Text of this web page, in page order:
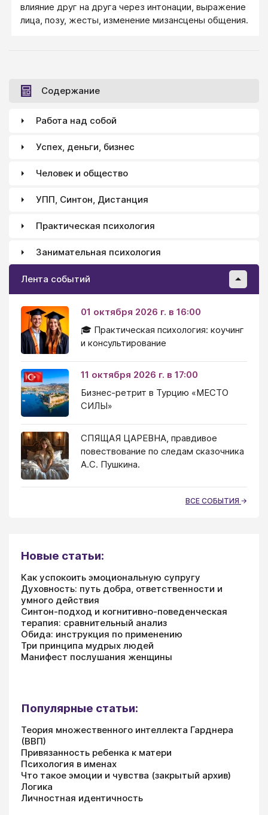
влияние друг на друга через интонации, выражение
лица, позу, жесты, изменение мизансцены общения.
Содержание
Работа над собой
Успех, деньги, бизнес
Человек и общество
УПП, Синтон, Дистанция
Практическая психология
Занимательная психология
Лента событий
01 октября 2026 г. в 16:00
🎓 Практическая психология: коучинг
и консультирование
11 октября 2026 г. в 17:00
Бизнес-ретрит в Турцию «МЕСТО
СИЛЫ»
СПЯЩАЯ ЦАРЕВНА, правдивое
повествование по следам сказочника
А.С. Пушкина.
ВСЕ СОБЫТИЯ
Новые статьи:
Как успокоить эмоциональную супругу
Духовность: путь добра, ответственности и
умного действия
Синтон-подход и когнитивно-поведенческая
терапия: сравнительный анализ
Обида: инструкция по применению
Три принципа мудрых людей
Манифест послушания женщины
Популярные статьи:
Теория множественного интеллекта Гарднера
(ВВП)
Привязанность ребенка к матери
Психология в именах
Что такое эмоции и чувства (закрытый архив)
Логика
Личностная идентичность